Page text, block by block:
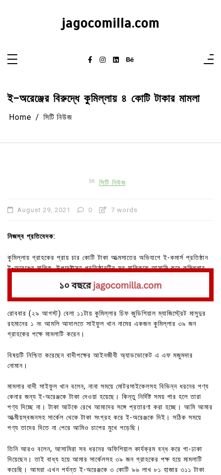
jagocomilla.com
ই-অরেঞ্জের বিরুদ্ধে কুমিল্লায় ৪ কোটি টাকার মামলা
Home সিটি নিউজ
In সিটি নিউজ
August 29, 2021 0 7 words
নিজস্ব প্রতিবেদক:
কুমিল্লায় গ্রাহকের প্রায় চার কোটি টাকা আত্মসাতের অভিযাগে ই-কমার্স প্রতিষ্ঠান
ই-অরেঞ্জের মালিক, উপদেষ্টাসহ প্রতিষ্ঠানটির সব মালিককে আসামি করে কুমিল্লার
রোববার (২৯ আগস্ট) বেলা ১১টায় কুমিল্লার চিফ জুডিশিয়াল ম্যাজিস্ট্রেট মাসুদুর
রহমানের ১ নং আমলি আদালতে সাইফুল খান নামের একজন কুমিল্লার ৩৯ জন
গ্রাহকের পক্ষে মামলাটি করেন।
বিষয়টি নিশ্চিত করেছেন বাদীপক্ষের আইনজীবী অ্যাডভোকেট এ এফ মজুমদার
নোমান।
মামলার বাদী সাইফুল খান বলেন, নানা সময়ে মোটরসাইকেলসহ বিভিন্ন ধরনের পণ্য
কেনার জন্য ই-অরেঞ্জকে টাকা দেওয়া হয়েছে। কিন্তু নির্দিষ্ট সময় পার হলে তারা
পণ্য দিচ্ছে না। টাকা আটকে রেখে আমাদের সঙ্গে প্রতারণা করা হচ্ছে। আমি আমার
আত্মীয়স্বজনসহ সার্কেল থেকে টাকা সংগ্রহ করে ই-অরেঞ্জকে দিই। সঠিক সময়ে
পণ্য তাদের দিতে না পেরে আমিও চাপের মুখে পড়েছি।
তিনি আরও বলেন, আসামিরা সব ধরনের অফিশিয়াল কার্যক্রম বন্ধ করে গা-ঢাকা
দিয়েছেন। তাই বাধ্য হয়ে আমার সার্কেলসহ ৩৯ জন গ্রাহকের পক্ষ হয়ে মামলাটি
করেছি। আমরা এখন পর্যন্ত ই-অরেঞ্জকে ৩ কোটি ৯৬ লাখ ৮১ হাজার ৩১১ টাকা